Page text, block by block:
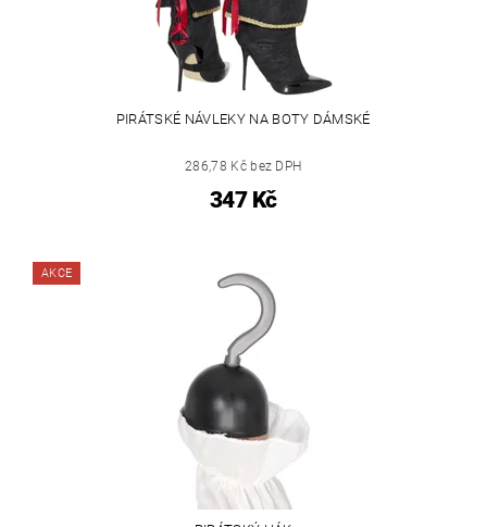
PIRÁTSKÉ NÁVLEKY NA BOTY DÁMSKÉ
286,78 Kč bez DPH
347 Kč
AKCE